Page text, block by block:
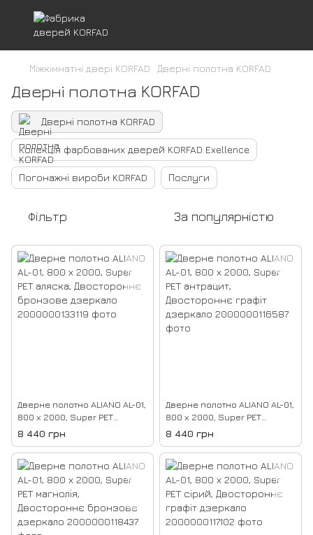
Міжкімнатні двері KORFAD Дверні полотна KORFAD
Дверні полотна KORFAD
Дверні полотна KORFAD
Колекція фарбованих дверей KORFAD Exellence
Погонажні вироби KORFAD Послуги
Фільтр За популярністю
Дверне полотно ALIANO AL-01,
800 х 2000, Super PET
аляска, Двостороннє
бронзове дзеркало
8 440 грн
Дверне полотно ALIANO AL-01,
800 х 2000, Super PET
антрацит, Двостороннє
графіт дзеркало
8 440 грн